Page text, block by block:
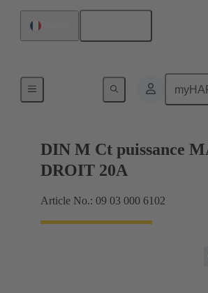
DIN M Ct puissance
DROIT 20A
Article No.: 09 03 000 6102